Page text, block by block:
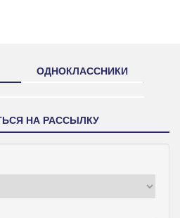
ОДНОКЛАССНИКИ
НА РАССЫЛКУ